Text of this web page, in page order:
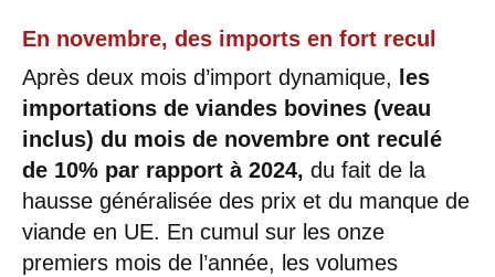
En novembre, des imports en fort recul
Après deux mois d’import dynamique,
les
importations de viandes bovines (veau
inclus) du mois de novembre ont reculé
de 10% par rapport à 2024, du fait de la
hausse généralisée des prix et du manque de
viande en UE. En cumul sur les onze
premiers mois de l’année, les volumes